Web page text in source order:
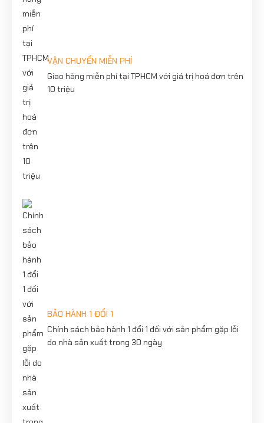
VẬN CHUYỂN MIỄN PHÍ
Giao hàng miễn phí tại TPHCM với giá trị hoá đơn trên
10 triệu
BẢO HÀNH 1 ĐỔI 1
Chính sách bảo hành 1 đổi 1 đối với sản phẩm gặp lỗi
do nhà sản xuất trong 30 ngày